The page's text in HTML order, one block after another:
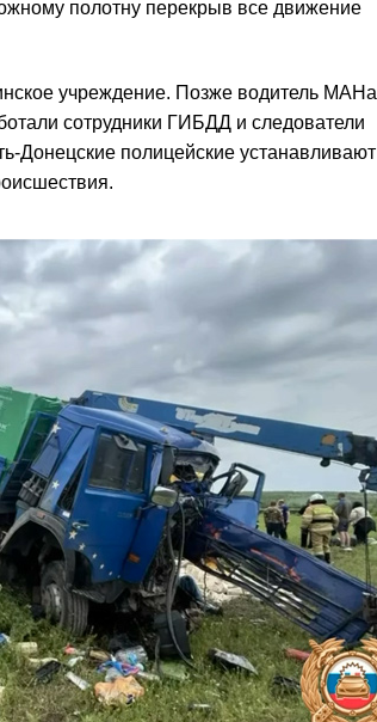
полотну перекрыв все движение
учреждение. Позже водитель МАНа
сотрудники ГИБДД и следователи
Донецские полицейские устанавливают